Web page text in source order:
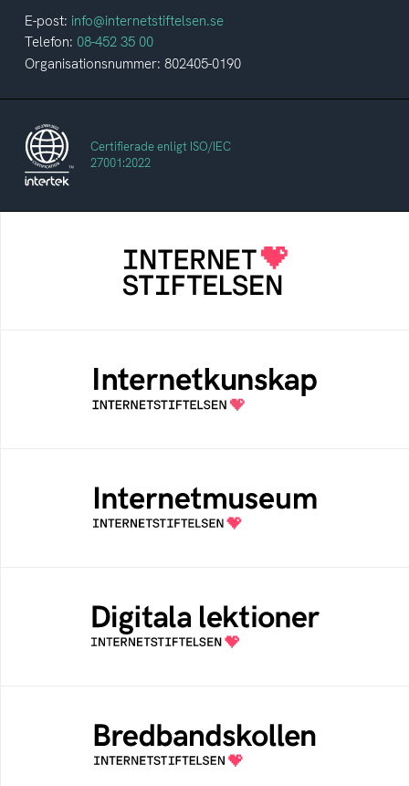
E-post: info@internetstiftelsen.se
Telefon: 08-452 35 00
Organisationsnummer: 802405-0190
Certifierade enligt ISO/IEC
27001:2022
Internetstiftelsen verkar för ett internet som
bidrar positivt till människan och samhället
Samlad kunskap som hjälper dig att bli en
säker och medveten internetanvändare
Ett digitalt museum som byggts, och kureras
av Internetstiftelsen
Öppen digital lärresurs med färdiga lektioner
för alla stadier i grundskolan
Bredbandskollen är ett oberoende
konsumentverktyg som drivs av
Internetstiftelsen